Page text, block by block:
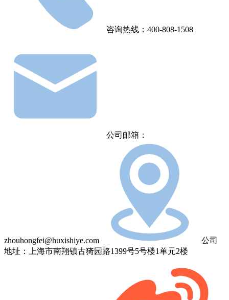
咨询热线：400-808-1508
公司邮箱：
zhouhongfei@huxishiye.com
公司
地址：上海市南翔镇古猗园路1399号5号楼1单元2楼